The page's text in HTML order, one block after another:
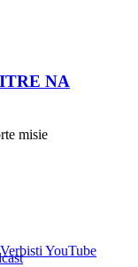
NA